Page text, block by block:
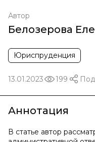
Автор
Белозерова
Юриспруденция
13.01.2023 199
Аннотация
В статье автор